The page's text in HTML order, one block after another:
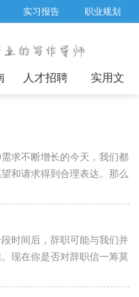
实习报告 职业规划
人才招聘 实用文
求不断增长的今天，我们都
和请求得到合理表达。那么
为大家收集...
时间后，辞职可能与我们并
现在你是否对辞职信一筹莫
辞职信，希望...